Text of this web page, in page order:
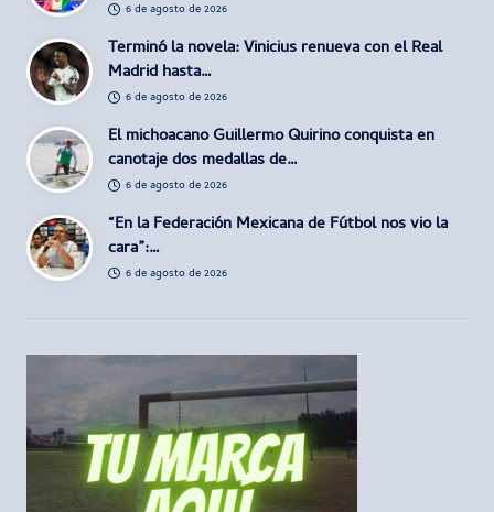
6 de agosto de 2026
Terminó la novela: Vinicius renueva con el Real
Madrid hasta…
6 de agosto de 2026
El michoacano Guillermo Quirino conquista en
canotaje dos medallas de…
6 de agosto de 2026
“En la Federación Mexicana de Fútbol nos vio la
cara”:…
6 de agosto de 2026